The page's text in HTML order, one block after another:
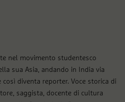
nel movimento studentesco
sua Asia, andando in India via
diventa reporter. Voce storica di
saggista, docente di cultura